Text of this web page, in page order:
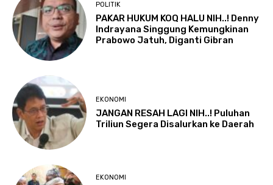
POLITIK
PAKAR HUKUM KOQ HALU NIH..! Denny
Indrayana Singgung Kemungkinan
Prabowo Jatuh, Diganti Gibran
EKONOMI
JANGAN RESAH LAGI NIH..! Puluhan
Triliun Segera Disalurkan ke Daerah
EKONOMI